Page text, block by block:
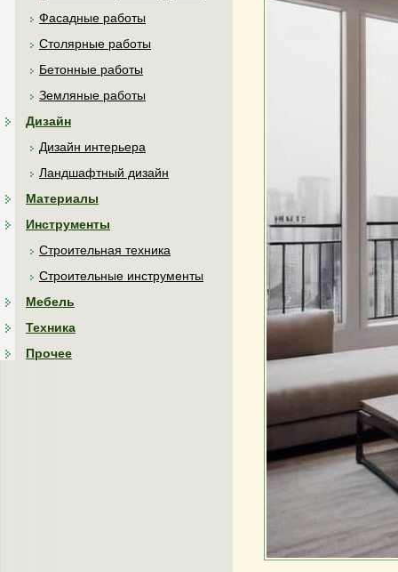
Фасадные работы
Столярные работы
Бетонные работы
Земляные работы
Дизайн
Дизайн интерьера
Ландшафтный дизайн
Материалы
Инструменты
Строительная техника
Строительные инструменты
Мебель
Техника
Прочее